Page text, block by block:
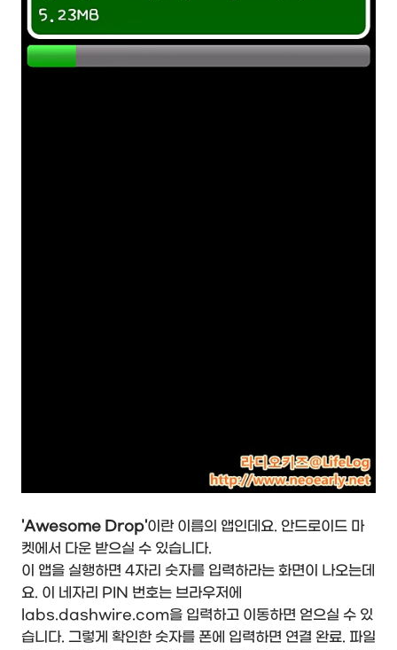
'Awesome Drop'이란 이름의 앱인데요. 안드로이드 마
켓에서 다운 받으실 수 있습니다.
이 앱을 실행하면 4자리 숫자를 입력하라는 화면이 나오는데
요. 이 네자리 PIN 번호는 브라우저에
labs.dashwire.com을 입력하고 이동하면 얻으실 수 있
습니다. 그렇게 확인한 숫자를 폰에 입력하면 연결 완료. 파일